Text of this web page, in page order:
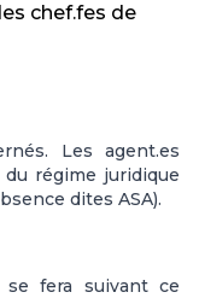
chef.fes de
Les agent.es
régime juridique
dites ASA).
fera suivant ce